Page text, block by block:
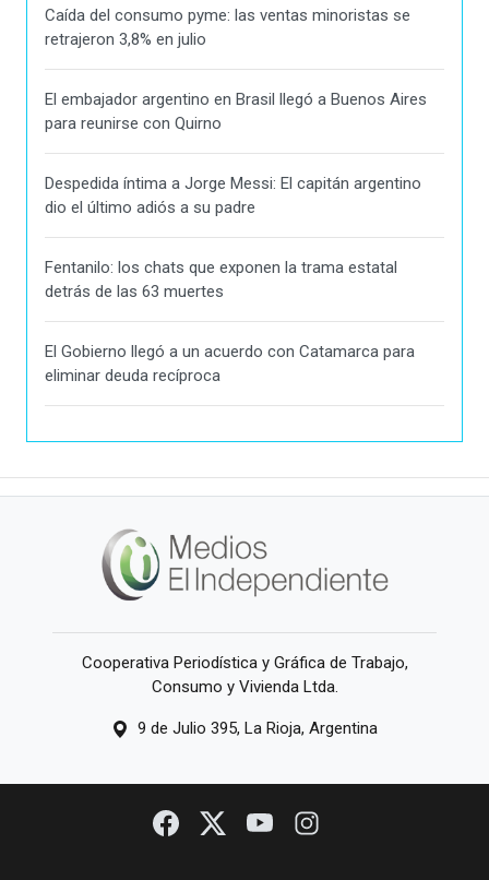
Caída del consumo pyme: las ventas minoristas se
retrajeron 3,8% en julio
El embajador argentino en Brasil llegó a Buenos Aires
para reunirse con Quirno
Despedida íntima a Jorge Messi: El capitán argentino
dio el último adiós a su padre
Fentanilo: los chats que exponen la trama estatal
detrás de las 63 muertes
El Gobierno llegó a un acuerdo con Catamarca para
eliminar deuda recíproca
Cooperativa Periodística y Gráfica de Trabajo,
Consumo y Vivienda Ltda.
9 de Julio 395, La Rioja, Argentina